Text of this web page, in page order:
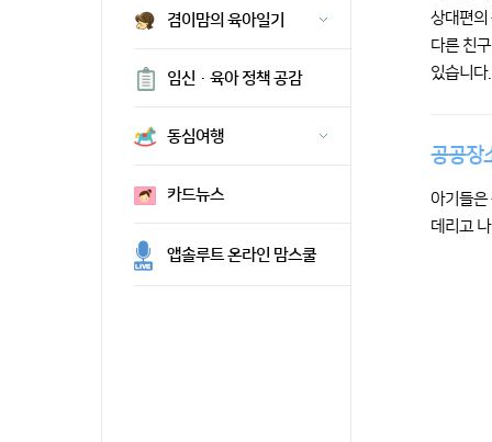
겸이맘의 육아일기
임신·육아 정책 공감
동심여행
카드뉴스
앱솔루트 온라인 맘스쿨
상대편의
다른 친
있습니다.
공공장
아기들은
데리고